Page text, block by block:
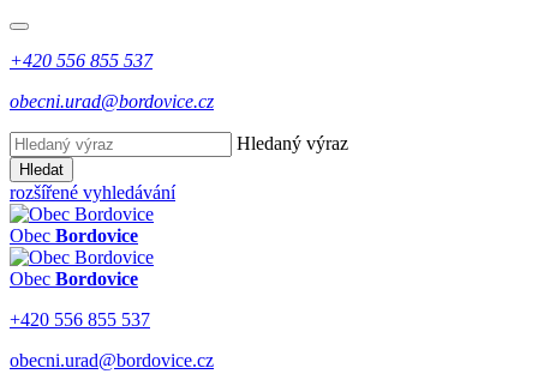
+420 556 855 537
obecni.urad@bordovice.cz
Hledaný výraz
Hledat
rozšířené vyhledávání
Obec Bordovice
Obec Bordovice
+420 556 855 537
obecni.urad@bordovice.cz